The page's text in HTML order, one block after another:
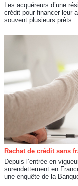
Les acquéreurs d’une
crédit pour financer leur
souvent plusieurs prêts :
Rachat de crédit sans
Depuis l’entrée en
surendettement en
une enquête de la